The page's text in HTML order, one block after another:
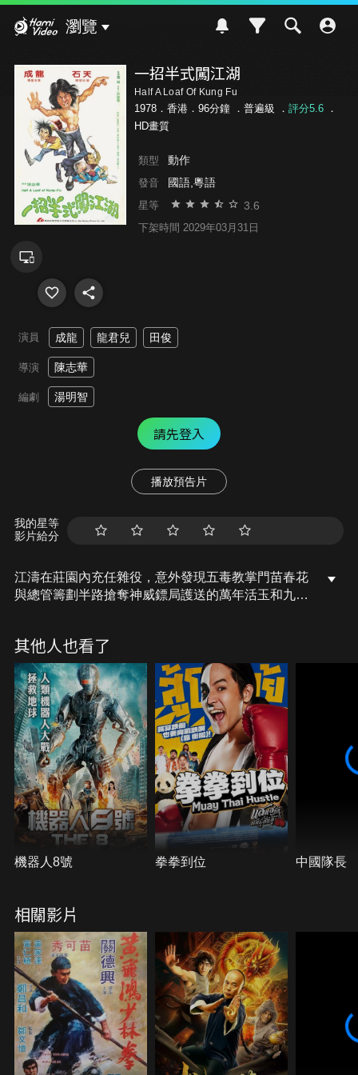
瀏覽
一招半式闖江湖
Half A Loaf Of Kung Fu
1978．香港．96分鐘 ． 普遍級 ． 評分5.6．
HD畫質
類型 動作
發音 國語,粵語
星等 3.6
下架時間 2029年03月31日
演員 成龍 龍君兒 田俊
導演 陳志華
編劇 湯明智
請先登入
播放預告片
我的星等
影片給分
江濤在莊園內充任雜役，意外發現五毒教掌門苗春花
與總管籌劃半路搶奪神威鏢局護送的萬年活玉和九轉
對方為師，並依指使去協助押送寶物的神威鏢局，保
鏢之路困難重重…
其他人也看了
機器人8號 拳拳到位 中國隊長
相關影片